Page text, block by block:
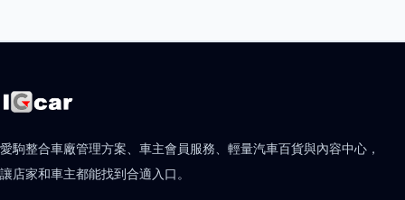
愛駒整合車廠管理方案、車主會員服務、輕量汽車百貨與內容中心，
讓店家和車主都能找到合適入口。